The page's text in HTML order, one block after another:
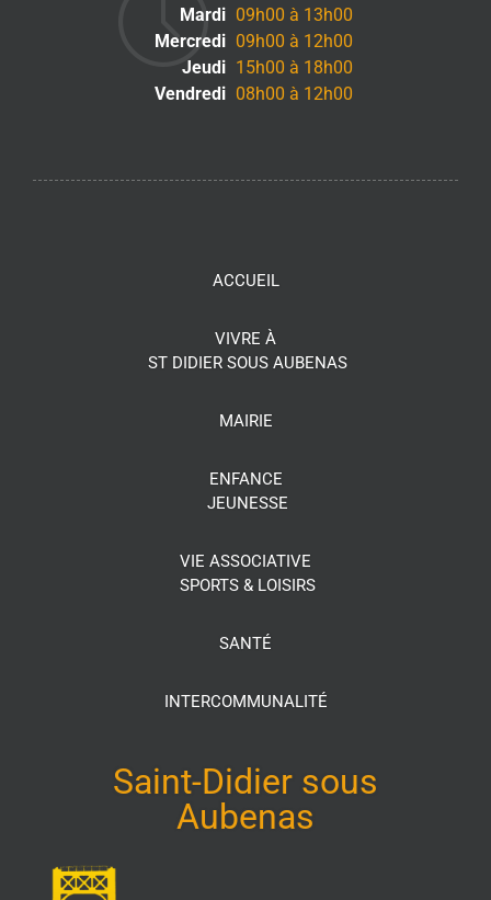
Mardi 09h00 à 13h00
Mercredi 09h00 à 12h00
Jeudi 15h00 à 18h00
Vendredi 08h00 à 12h00
ACCUEIL
VIVRE À
ST DIDIER SOUS AUBENAS
MAIRIE
ENFANCE
JEUNESSE
VIE ASSOCIATIVE
SPORTS & LOISIRS
SANTÉ
INTERCOMMUNALITÉ
Saint-Didier sous
Aubenas